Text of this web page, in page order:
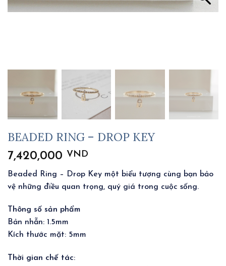
BEADED RING – DROP KEY
7,420,000 VND
Beaded Ring – Drop Key một biểu tượng cùng bạn bảo
vệ những điều quan trọng, quý giá trong cuộc sống.
Thông số sản phẩm
Bản nhẫn: 1.5mm
Kích thước mặt: 5mm
Thời gian chế tác: